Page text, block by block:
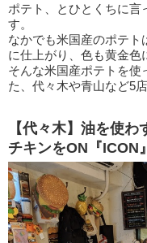
ポテト、とひとくちに言
す。
なかでも米国産のポテト
に仕上がり、色も黄金色
そんな米国産ポテトを使
た、代々木や青山など5
【代々木】油を使
チキンをON『ICON』